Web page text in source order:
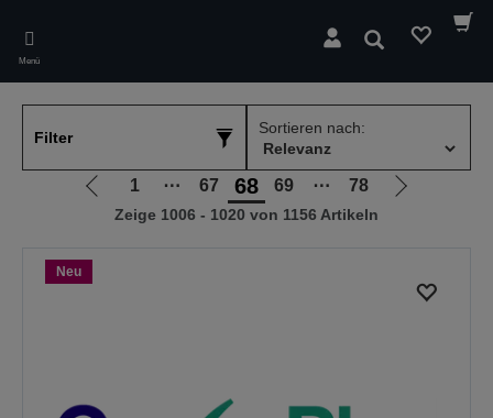
main
content
Menü
Suchen
Filter
Sortieren nach:
Zur
vorherigen
1 ⋯ 67 68 69 ⋯ 78
Zur
Zeige 1006 - 1020 von 1156 Artikeln
Neu